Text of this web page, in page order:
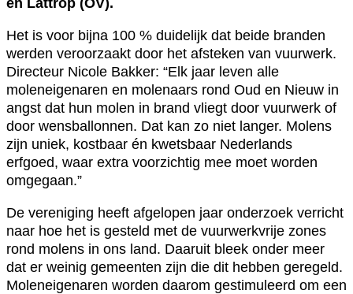
Het is voor bijna 100 % duidelijk dat beide branden
werden veroorzaakt door het afsteken van vuurwerk.
Directeur Nicole Bakker: “Elk jaar leven alle
moleneigenaren en molenaars rond Oud en Nieuw in
angst dat hun molen in brand vliegt door vuurwerk of
door wensballonnen. Dat kan zo niet langer. Molens
zijn uniek, kostbaar én kwetsbaar Nederlands
erfgoed, waar extra voorzichtig mee moet worden
omgegaan.”
De vereniging heeft afgelopen jaar onderzoek verricht
naar hoe het is gesteld met de vuurwerkvrije zones
rond molens in ons land. Daaruit bleek onder meer
dat er weinig gemeenten zijn die dit hebben geregeld.
Moleneigenaren worden daarom gestimuleerd om een